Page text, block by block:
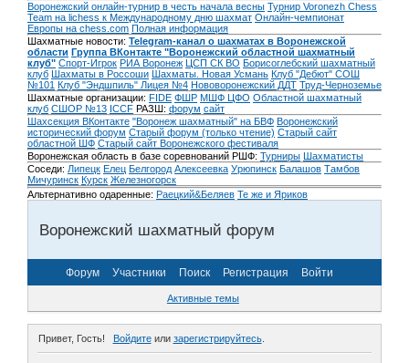
Воронежский онлайн-турнир в честь начала весны Турнир Voronezh Chess
Team на lichess к Международному дню шахмат Онлайн-чемпионат
Европы на chess.com Полная информация
Шахматные новости: Telegram-канал о шахматах в Воронежской
области Группа ВКонтакте "Воронежский областной шахматный
клуб" Спорт-Игрок РИА Воронеж ЦСП СК ВО Борисоглебский шахматный
клуб Шахматы в Россоши Шахматы. Новая Усмань Клуб "Дебют" СОШ
№101 Клуб "Эндшпиль" Лицея №4 Нововоронежский ДДТ Труд-Черноземье
Шахматные организации: FIDE ФШР МШФ ЦФО Областной шахматный
клуб СШОР №13 ICCF РАЗШ: форум сайт
Шахсекция ВКонтакте "Воронеж шахматный" на БВФ Воронежский
исторический форум Cтарый форум (только чтение) Старый сайт
областной ШФ Старый сайт Воронежского фестиваля
Воронежская область в базе соревнований РШФ: Турниры Шахматисты
Соседи: Липецк Елец Белгород Алексеевка Урюпинск Балашов Тамбов
Мичуринск Курск Железногорск
Альтернативно одаренные: Раецкий&Беляев Те же и Яриков
Воронежский шахматный форум
Форум Участники Поиск Регистрация Войти
Активные темы
Привет, Гость! Войдитеили зарегистрируйтесь.